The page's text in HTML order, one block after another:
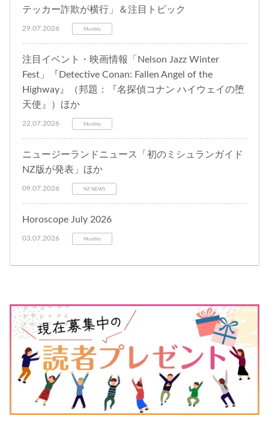
テッカー詐欺が横行」＆注目トピック
29.07.2026 Monthly
注目イベント・映画情報「Nelson Jazz Winter
Fest」『Detective Conan: Fallen Angel of the
Highway』（邦題：『名探偵コナン ハイウェイの堕
天使』）ほか
22.07.2026 Monthly
ニュージーランドニュース「初のミシュランガイド
NZ版が発表」ほか
09.07.2026 NZ NEWS
Horoscope July 2026
03.07.2026 Monthly